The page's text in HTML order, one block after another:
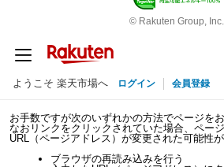
© Rakuten Group, Inc.
ようこそ 楽天市場へ ログイン 会員登録
お手数ですが次のいずれかの方法でページをお
なおリンクをクリックされていた場合、ペー
URL（ページアドレス）が変更された可能性が
ブラウザの再読み込みを行う